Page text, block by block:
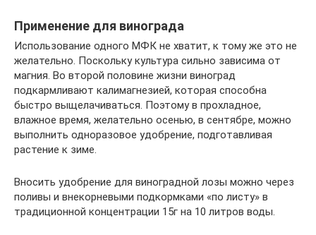
Применение для винограда
Использование одного МФК не хватит, к тому же это не
желательно. Поскольку культура сильно зависима от
магния. Во второй половине жизни виноград
подкармливают калимагнезией, которая способна
быстро выщелачиваться. Поэтому в прохладное,
влажное время, желательно осенью, в сентябре, можно
выполнить одноразовое удобрение, подготавливая
растение к зиме.
Вносить удобрение для виноградной лозы можно через
поливы и внекорневыми подкормками «по листу» в
традиционной концентрации 15г на 10 литров воды.